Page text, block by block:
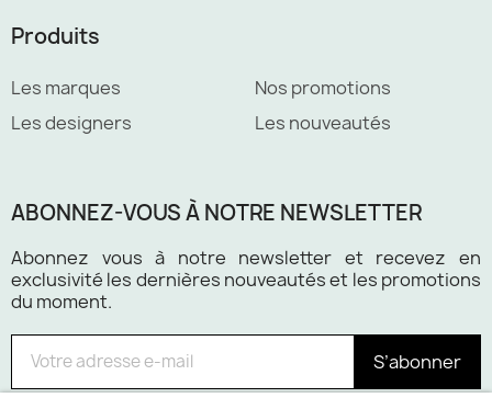
Produits
Les marques
Les designers
Nos promotions
Les nouveautés
ABONNEZ-VOUS À NOTRE NEWSLETTER
Abonnez vous à notre newsletter et recevez en
exclusivité les dernières nouveautés et les promotions
du moment.
S’abonner